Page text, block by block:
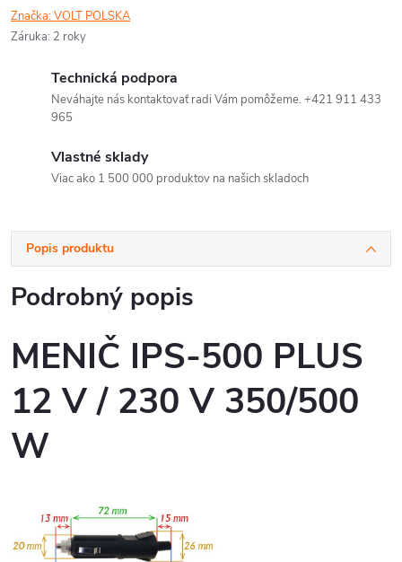
Značka:VOLT POLSKA
Záruka: 2 roky
Technická podpora
Neváhajte nás kontaktovať radi Vám pomôžeme. +421 911 433
965
Vlastné sklady
Viac ako 1 500 000 produktov na našich skladoch
Popis produktu
Podrobný popis
MENIČ IPS-500 PLUS
12 V / 230 V 350/500
W